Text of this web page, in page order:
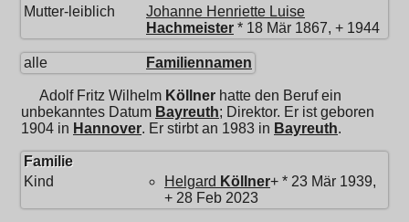
Mutter-leiblich
Johanne Henriette Luise
Hachmeister * 18 Mär 1867, + 1944
alle Familiennamen
Adolf Fritz Wilhelm Köllner hatte den Beruf ein
unbekanntes Datum Bayreuth; Direktor. Er ist geboren
1904 in Hannover. Er stirbt an 1983 in Bayreuth.
Familie
Kind
Helgard Köllner+ * 23 Mär 1939,
+ 28 Feb 2023